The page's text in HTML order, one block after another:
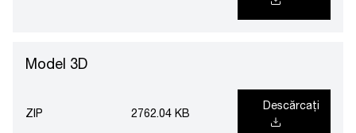
Model 3D
ZIP 2762.04 KB
Descărcați